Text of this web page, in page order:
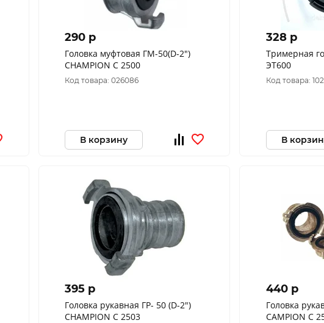
290 p
Головка муфтовая ГМ-50(D-2")
CHAMPION C 2500
Код товара: 026086
В корзину
328 p
Тримерная
ЭТ600
Код товара:
В
395 p
Головка рукавная ГР- 50 (D-2")
CHAMPION C 2503
440 p
Головка
CAMPION C